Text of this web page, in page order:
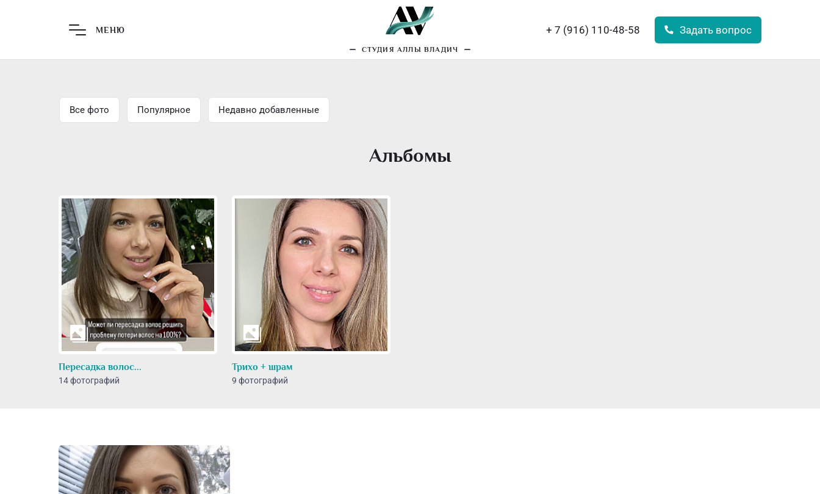
МЕНЮ
СТУДИЯ АЛЛЫ ВЛАДИЧ
+ 7 (916) 110-48-58 Задать вопрос
Трихопигментация + 7 (916) 110-48-58 Задать вопрос
Все фото Популярное Недавно добавленные
Альбомы
Пересадка волос...
14 фотографий
Трихо + шрам
9 фотографий